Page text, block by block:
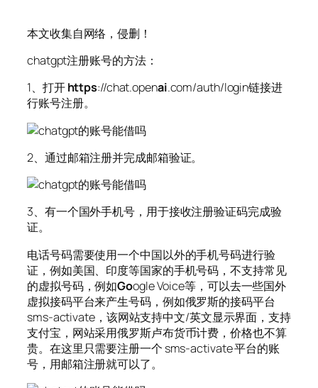
本文收集自网络，侵删！
chatgpt注册账号的方法：
1、打开https://chat.openai.com/auth/login链接进
行账号注册。
2、通过邮箱注册并完成邮箱验证。
3、有一个国外手机号，用于接收注册验证码完成验
证。
电话号码需要使用一个中国以外的手机号码进行验
证，例如美国、印度等国家的手机号码，不支持常见
的虚拟号码，例如Google Voice等，可以去一些国外
虚拟接码平台来产生号码，例如俄罗斯的接码平台
sms-activate，该网站支持中文/英文显示界面，支持
支付宝，网站采用俄罗斯卢布货币计费，价格也不算
贵。在这里只需要注册一个 sms-activate 平台的账
号，用邮箱注册就可以了。